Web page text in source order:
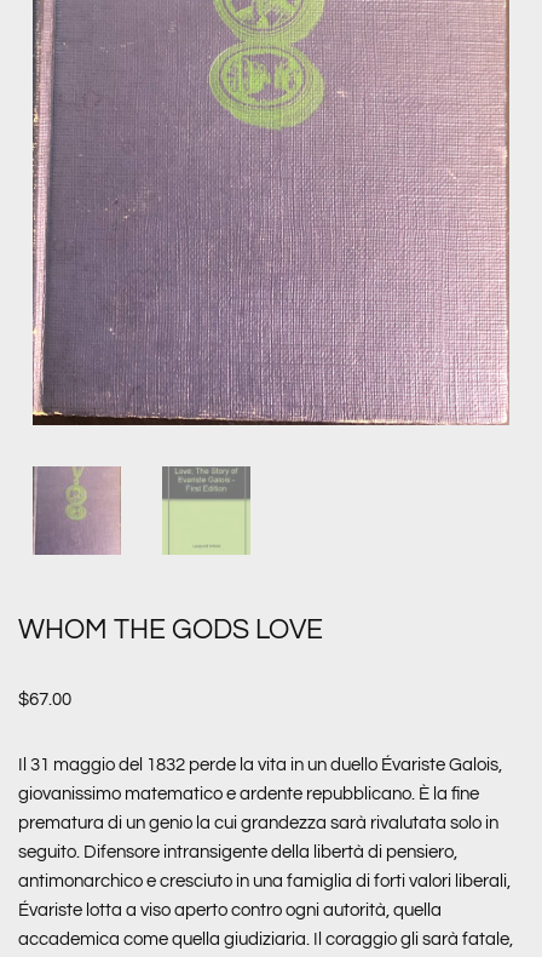
WHOM THE GODS LOVE
$67.00
Il 31 maggio del 1832 perde la vita in un duello Évariste Galois,
giovanissimo matematico e ardente repubblicano. È la fine
prematura di un genio la cui grandezza sarà rivalutata solo in
seguito. Difensore intransigente della libertà di pensiero,
antimonarchico e cresciuto in una famiglia di forti valori liberali,
Évariste lotta a viso aperto contro ogni autorità, quella
accademica come quella giudiziaria. Il coraggio gli sarà fatale,